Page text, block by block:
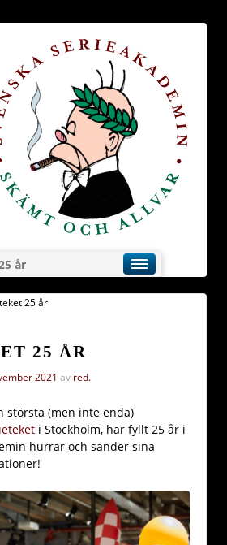
år
25 år
25 ÅR
2021 av red.
största (men inte enda)
i Stockholm, har fyllt 25 år i
hurrar och sänder sina